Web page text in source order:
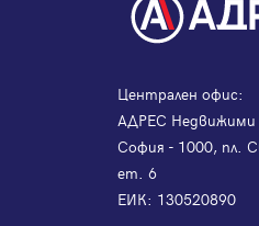
Централен офис:
АДРЕС
София - 1000, пл.
ет. 6
ЕИК: 130520890